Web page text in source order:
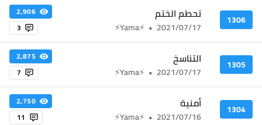
1306 تحطم الختم
2021/07/17
•
⚡Yama⚡
2,906
3
1305 التناسخ
2021/07/17
•
⚡Yama⚡
2,875
7
1304 أمنية
2021/07/16
•
⚡Yama⚡
2,750
11